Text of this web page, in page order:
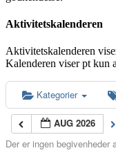
Aktivitetskalenderen
Aktivitetskalenderen
Kalenderen viser pt kun
Kategorier
AUG 2026
Der er ingen begivenheder